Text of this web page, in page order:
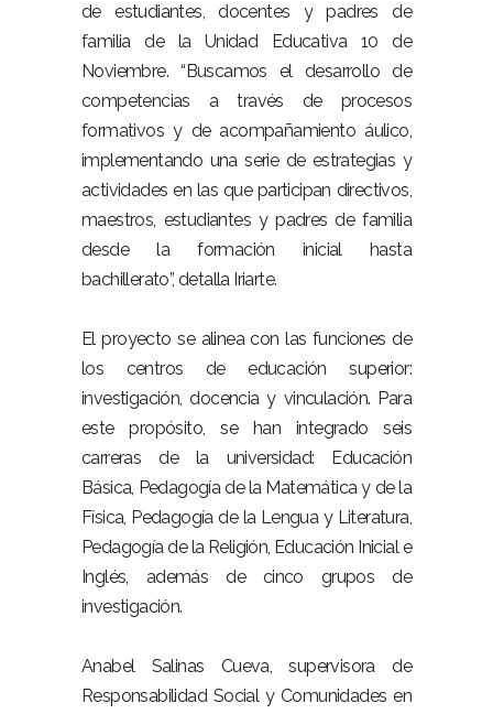
de estudiantes, docentes y padres de
familia de la Unidad Educativa 10 de
Noviembre. “Buscamos el desarrollo de
competencias a través de procesos
formativos y de acompañamiento áulico,
implementando una serie de estrategias y
actividades en las que participan directivos,
maestros, estudiantes y padres de familia
desde la formación inicial hasta
bachillerato”, detalla Iriarte.
El proyecto se alinea con las funciones de
los centros de educación superior:
investigación, docencia y vinculación. Para
este propósito, se han integrado seis
carreras de la universidad: Educación
Básica, Pedagogía de la Matemática y de la
Física, Pedagogía de la Lengua y Literatura,
Pedagogía de la Religión, Educación Inicial e
Inglés, además de cinco grupos de
investigación.
Anabel Salinas Cueva, supervisora de
Responsabilidad Social y Comunidades en